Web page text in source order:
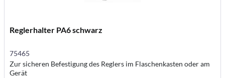
Reglerhalter PA6 schwarz
75465
Zur sicheren Befestigung des Reglers im Flaschenkasten oder am
Gerät